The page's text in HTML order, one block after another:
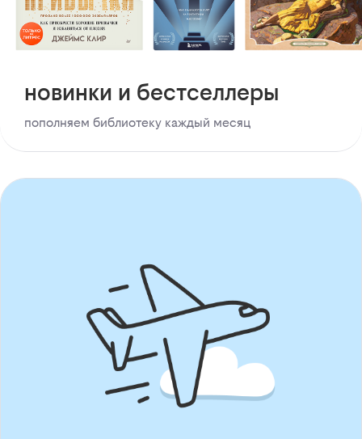
новинки и бестселлеры
пополняем библиотеку каждый месяц